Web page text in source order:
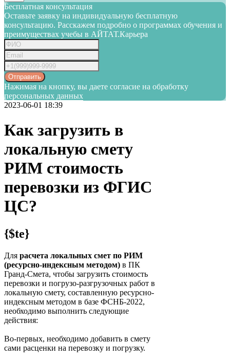
Бесплатная консультация
Оставьте заявку на индивидуальную бесплатную
консультацию. Расскажем подробно о программах обучения и
преимуществах учебы в АЙТАТ.Карьера
Отправить
Нажимая на кнопку, вы даете согласие на обработку
персональных данных
2023-06-01 18:39
Как загрузить в
локальную смету
РИМ стоимость
перевозки из ФГИС
ЦС?
{$te}
Для расчета локальных смет по РИМ
(ресурсно-индексным методом) в ПК
Гранд-Смета, чтобы загрузить стоимость
перевозки и погрузо-разгрузочных работ в
локальную смету, составленную ресурсно-
индексным методом в базе ФСНБ-2022,
необходимо выполнить следующие
действия:
Во-первых, необходимо добавить в смету
сами расценки на перевозку и погрузку.